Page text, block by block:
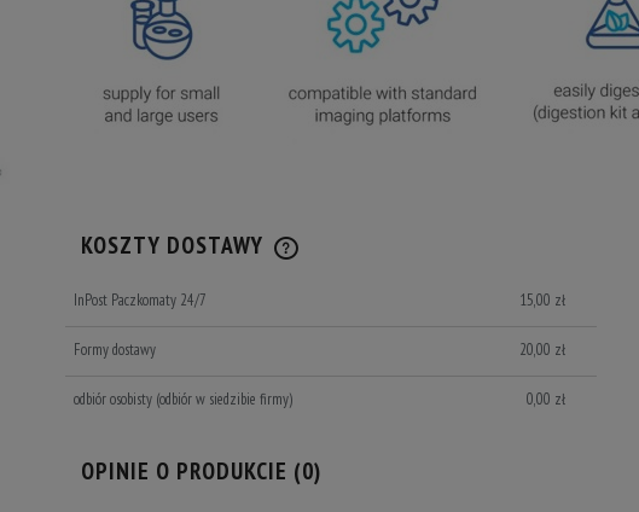
KOSZTY DOSTAWY
CENA NIE ZAWIERA EWENTUALNYCH
InPost Paczkomaty 24/7 15,00 zł
Formy dostawy 20,00 zł
odbiór osobisty(odbiór w siedzibie firmy) 0,00 zł
OPINIE O PRODUKCIE (0)